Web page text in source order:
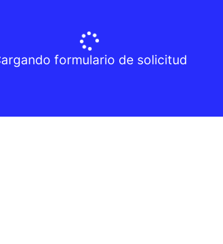
formulario de solicitud